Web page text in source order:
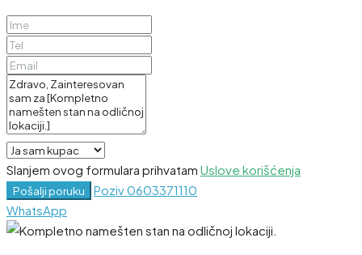
Slanjem ovog formulara prihvatam Uslove korišćenja
Pošalji poruku Poziv0603371110
WhatsApp